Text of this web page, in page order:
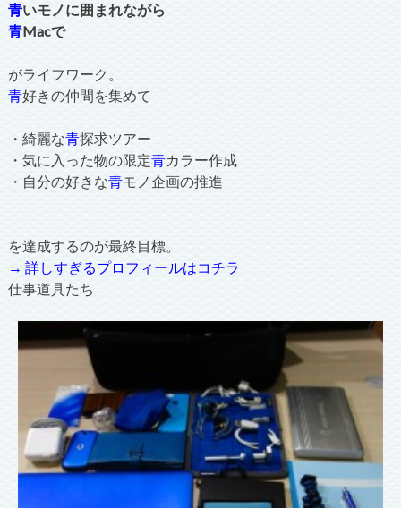
青いモノに囲まれながら
青Macで
がライフワーク。
青好きの仲間を集めて
・綺麗な青探求ツアー
・気に入った物の限定青カラー作成
・自分の好きな青モノ企画の推進
を達成するのが最終目標。
→ 詳しすぎるプロフィールはコチラ
仕事道具たち